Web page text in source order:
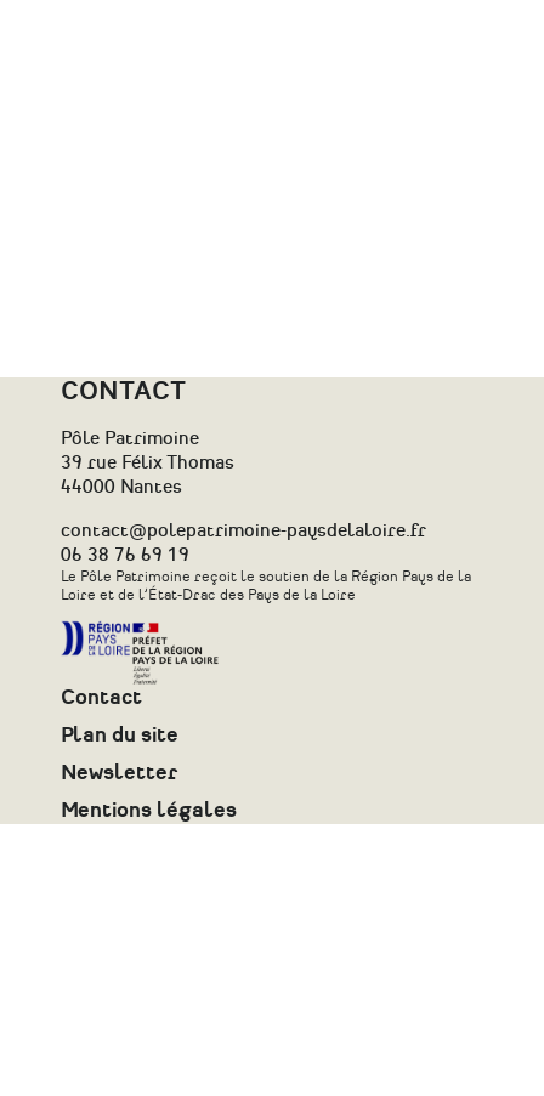
CONTACT
Pôle Patrimoine
39 rue Félix Thomas
44000 Nantes
contact@polepatrimoine-paysdelaloire.fr
06 38 76 69 19
Le Pôle Patrimoine reçoit le soutien de la Région Pays de la
Loire et de l’État-Drac des Pays de la Loire
Contact
Plan du site
Newsletter
Mentions légales